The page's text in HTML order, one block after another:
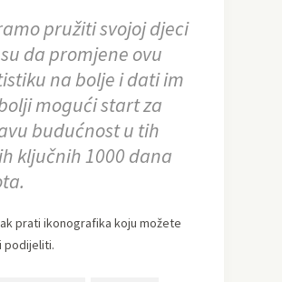
pružiti svojoj djeci
da promjene ovu
na bolje i dati im
mogući start za
budućnost u tih
ključnih 1000 dana
prati ikonografika koju možete
i podijeliti.